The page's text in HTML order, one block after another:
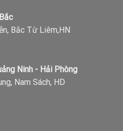
Bắc Từ Liêm,HN
Ninh - Hải Phòng
Nam Sách, HD